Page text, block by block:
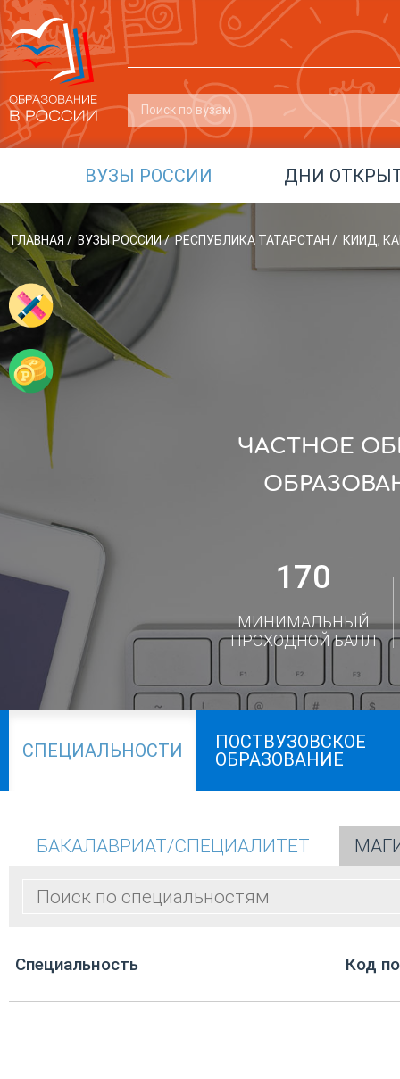
ВУЗЫ РОССИИ ДНИ
ГЛАВНАЯ / ВУЗЫ РОССИИ/ РЕСПУБЛИКА ТАТАРСТАН / КИИД,
ЧАСТНОЕ
170
МИНИМАЛЬНЫЙ
ПРОХОДНОЙ БАЛЛ
СПЕЦИАЛЬНОСТИ
ПОСТВУЗОВСКОЕ
ОБРАЗОВАНИЕ
БАКАЛАВРИАТ/СПЕЦИАЛИТЕТ
Cпециальность Код